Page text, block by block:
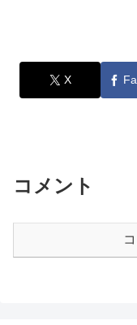
X
コメント